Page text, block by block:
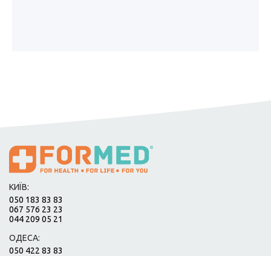
КИЇВ:
050 183 83 83
067 576 23 23
044 209 05 21
ОДЕСА:
050 422 83 83